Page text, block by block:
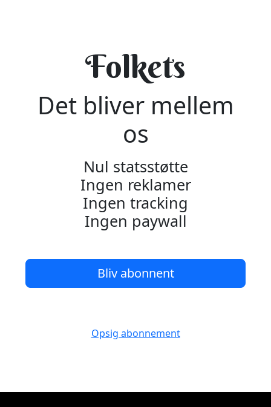
Folkets
Det bliver mellem
os
Nul statsstøtte
Ingen reklamer
Ingen tracking
Ingen paywall
Bliv abonnent
Opsig abonnement